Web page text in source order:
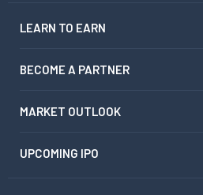
LEARN TO EARN
BECOME A PARTNER
MARKET OUTLOOK
UPCOMING IPO